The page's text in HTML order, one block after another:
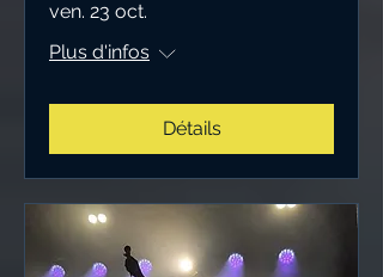
ven. 23 oct.
Plus d'infos
Détails